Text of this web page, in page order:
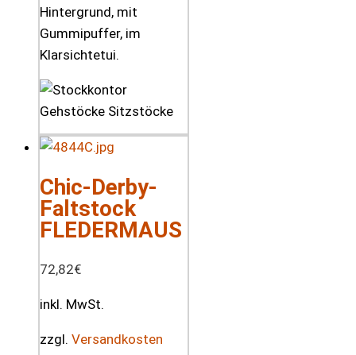
Hintergrund, mit
Gummipuffer, im
Klarsichtetui.
Chic-Derby-
Faltstock
FLEDERMAUS
72,82€
inkl. MwSt.
zzgl. Versandkosten